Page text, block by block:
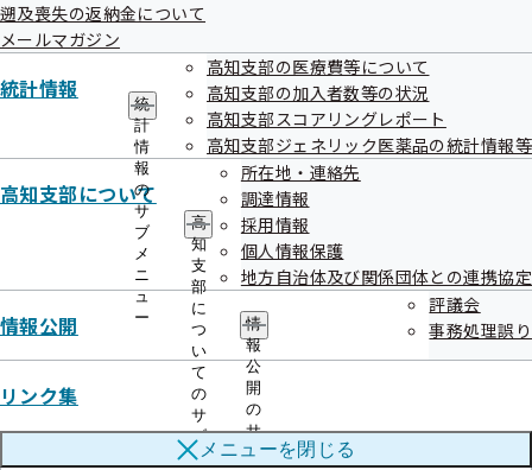
遡及喪失の返納金について
メールマガジン
統計情報
統
計
情
報
の
サ
ブ
メ
ニ
ュ
ー
高知支部の医療費等について
高知支部の加入者数等の状況
高知支部スコアリングレポート
高知支部ジェネリック医薬品の統計情報等
高知支部について
高
知
支
部
に
つ
い
て
の
サ
ブ
メ
所在地・連絡先
調達情報
採用情報
個人情報保護
地方自治体及び関係団体との連携協定
情報公開
情
報
公
開
の
サ
ブ
評議会
事務処理誤り
リンク集
メニューを閉じる
住所 高知市桟橋通6-7-43
088-832-9691
高知市 受付中
高知市薊野北町2-10-53
電話番号 088-826-5538
健診項目は
こちら
受付中
高知市大膳町37
電話番号
088-822-7264
健診項目は
こちら
高知市 健診受付中
高知生協病院健診センター
高知市口細山206-9
こちら